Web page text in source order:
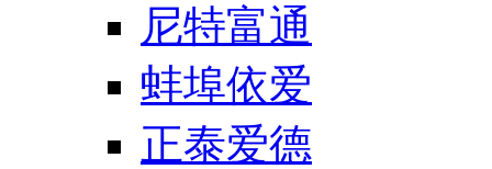
尼特富通
蚌埠依爱
正泰爱德